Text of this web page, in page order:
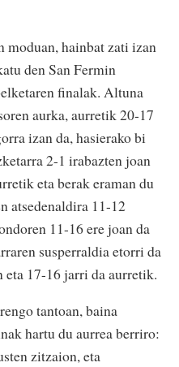
moduan, hainbat zati izan
den San Fermin
finalak. Altuna
aurka, aurretik 20-17
izan da, hasierako bi
2-1 irabazten joan
eta berak eraman du
atsedenaldira 11-12
11-16 ere joan da
susperraldia etorri da
eta 17-16 jarri da aurretik.
tantoan, baina
hartu du aurrea berriro:
zitzaion, eta